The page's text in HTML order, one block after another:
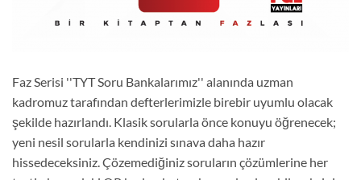
Faz Serisi ''TYT Soru Bankalarımız'' alanında uzman
kadromuz tarafından defterlerimizle birebir uyumlu olacak
şekilde hazırlandı. Klasik sorularla önce konuyu öğrenecek;
yeni nesil sorularla kendinizi sınava daha hazır
hissedeceksiniz. Çözemediğiniz soruların çözümlerine her